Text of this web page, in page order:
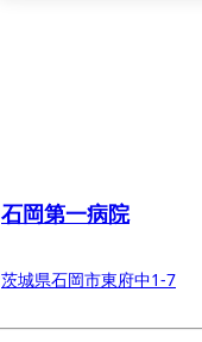
石岡第一病院
茨城県石岡市東府中1-7